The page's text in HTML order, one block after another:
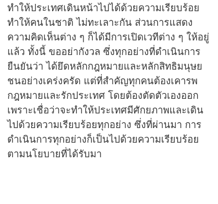
ทำให้ประเทศเดินหน้าไปได้ด้วยความเรียบร้อย
ทำให้คนในชาติ ไม่ทะเลาะกัน ส่วนการแสดง
ความคิดเห็นต่าง ๆ ก็ได้มีการเปิดเวทีต่าง ๆ ให้อยู่
แล้ว ทั้งนี้ ขออย่ากังวล ซึ่งทุกอย่างที่ดำเนินการ
ยืนยันว่า ได้ยึดหลักกฎหมายและหลักสิทธิมนุษย
ชนอย่างเคร่งครัด แต่ที่สำคัญทุกคนต้องเคารพ
กฎหมายและรักประเทศ โดยต้องตัดตัวเองออก
เพราะเชื่อว่าจะทำให้ประเทศมีศักยภาพและเดิน
ไปด้วยความเรียบร้อยทุกอย่าง ซึ่งที่ผ่านมา การ
ดำเนินการทุกอย่างก็เป็นไปด้วยความเรียบร้อย
ตามนโยบายที่ได้รับมา